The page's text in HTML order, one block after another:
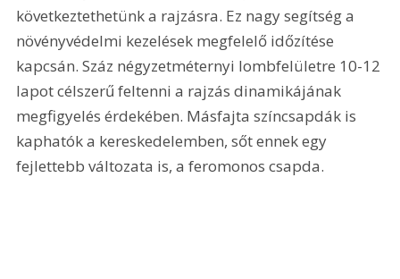
következtethetünk a rajzásra. Ez nagy segítség a
növényvédelmi kezelések megfelelő időzítése
kapcsán. Száz négyzetméternyi lombfelületre 10-12
lapot célszerű feltenni a rajzás dinamikájának
megfigyelés érdekében. Másfajta színcsapdák is
kaphatók a kereskedelemben, sőt ennek egy
fejlettebb változata is, a feromonos csapda.